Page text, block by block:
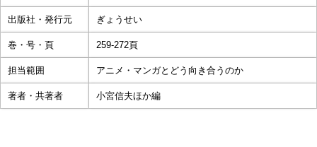
出版社・発行元 ぎょうせい
巻・号・頁 259-272頁
担当範囲 アニメ・マンガとどう向き合うのか
著者・共著者 小宮信夫ほか編